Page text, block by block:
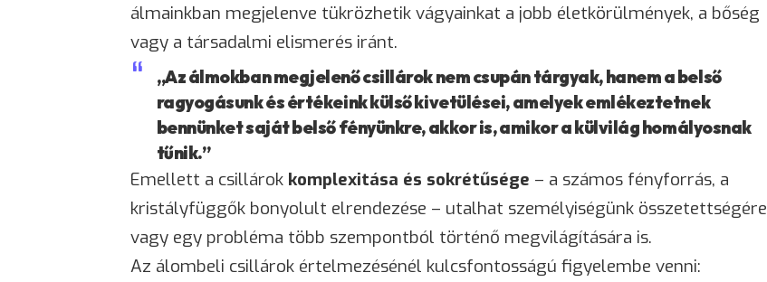
álmainkban megjelenve tükrözhetik vágyainkat a jobb életkörülmények, a bőség
vagy a társadalmi elismerés iránt.
„Az álmokban megjelenő csillárok nem csupán tárgyak, hanem a belső
ragyogásunk és értékeink külső kivetülései, amelyek emlékeztetnek
bennünket saját belső fényünkre, akkor is, amikor a külvilág homályosnak
tűnik.”
Emellett a csillárok komplexitása és sokrétűsége – a számos fényforrás, a
kristályfüggők bonyolult elrendezése – utalhat személyiségünk összetettségére
vagy egy probléma több szempontból történő megvilágítására is.
Az álombeli csillárok értelmezésénél kulcsfontosságú figyelembe venni: